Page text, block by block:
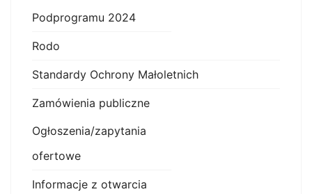
Podprogramu 2024
Rodo
Standardy Ochrony Małoletnich
Zamówienia publiczne
Ogłoszenia/zapytania
ofertowe
Informacje z otwarcia